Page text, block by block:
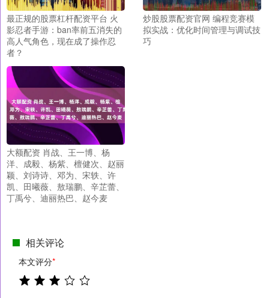
最正规的股票杠杆配资平台 火
影忍者手游：ban率前五消失的
高人气角色，现在成了操作忍
者？
炒股股票配资官网 编程竞赛模
拟实战：优化时间管理与调试技
巧
大额配资 肖战、王一博、杨
洋、成毅、杨紫、檀健次、赵丽
颖、刘诗诗、邓为、宋轶、许
凯、田曦薇、敖瑞鹏、辛芷蕾、
丁禹兮、迪丽热巴、赵今麦
相关评论
本文评分*